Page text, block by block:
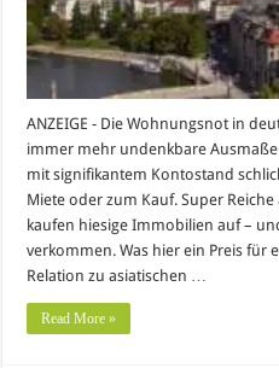
ANZEIGE - Die Wohnungsnot in
immer mehr undenkbare
mit signifikantem Kontostand
Miete oder zum Kauf. Super
kaufen hiesige Immobilien auf –
verkommen. Was hier ein Preis für
Relation zu asiatischen …
Read More »